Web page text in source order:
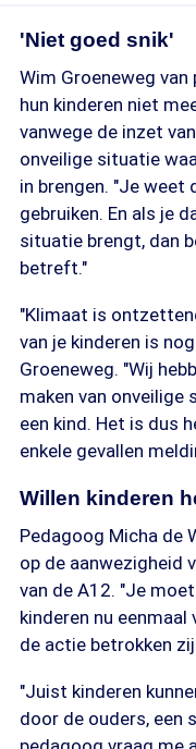
'Niet goed snik'
Wim Groeneweg
hun kinderen niet
vanwege de inzet
onveilige situatie
in brengen. "Je weet
gebruiken. En als je
situatie brengt, dan
betreft."
"Klimaat is
van je kinderen is
Groeneweg. "Wij
maken van onveilige
een kind. Het is dus
enkele gevallen
Willen kinderen
Pedagoog Micha de
op de aanwezigheid
van de A12. "Je
kinderen nu
de actie betrokken
"Juist kinderen
door de ouders, een